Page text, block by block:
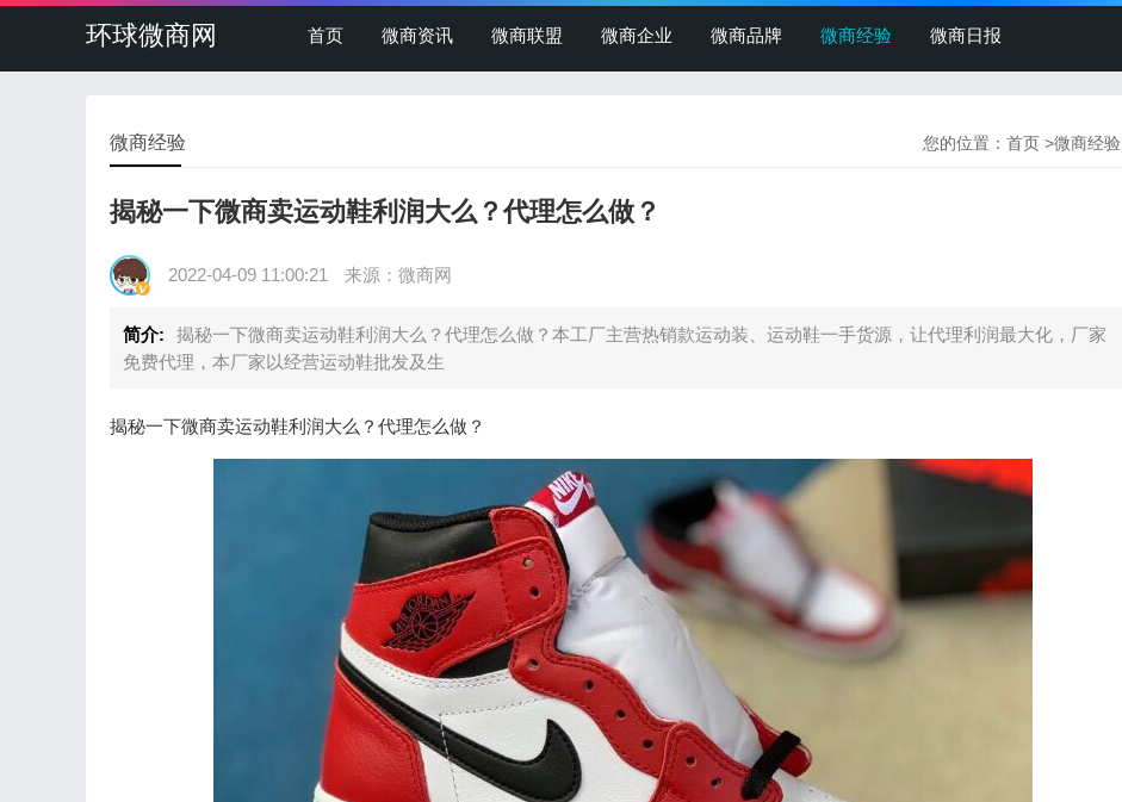
环球微商网 首页 微商资讯 微商联盟 微商企业 微商品牌 微商经验 微商日报
您的位置： 首页 >微商经验
微商经验
揭秘一下微商卖运动鞋利润大么？代理怎么做？
2022-04-09 11:00:21 来源：微商网
简介:
揭秘一下微商卖运动鞋利润大么？代理怎么做？本工厂主营热销款运动装、运动鞋一手货源，让代理利润最大化，厂家
免费代理，本厂家以经营运动鞋批发及生
揭秘一下微商卖运动鞋利润大么？代理怎么做？